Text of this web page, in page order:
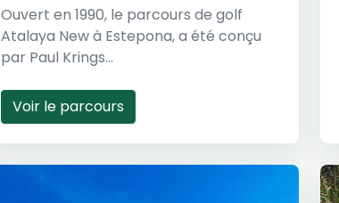
Ouvert en 1990, le parcours de golf
Atalaya New à Estepona, a été conçu
par Paul Krings...
Voir le parcours